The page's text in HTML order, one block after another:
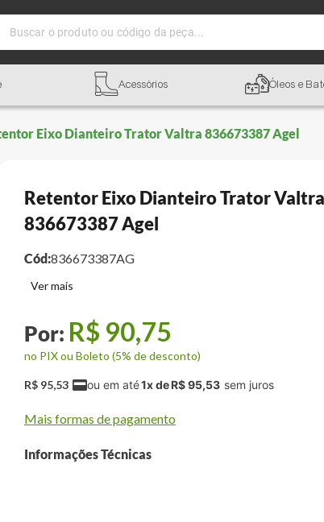
Acessórios Óleos e
Eixo Dianteiro Trator Valtra 836673387 Agel
Retentor Eixo Dianteiro Trator Valtra
836673387 Agel
Cód:836673387AG
R$ 90,75
no PIX ou Boleto (5% de desconto)
R$ 95,53 1x deR$95,53
Mais formas de pagamento
Informações Técnicas